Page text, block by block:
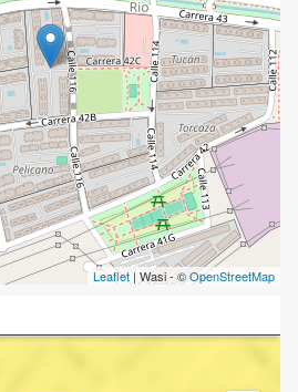
Leaflet | Wasi - ©OpenStreetMap